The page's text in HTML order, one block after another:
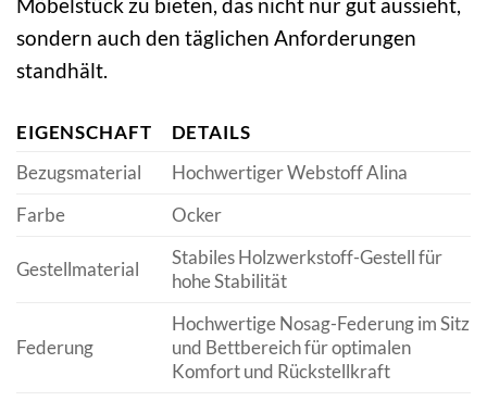
Möbelstück zu bieten, das nicht nur gut aussieht,
sondern auch den täglichen Anforderungen
standhält.
EIGENSCHAFT
DETAILS
Bezugsmaterial
Hochwertiger Webstoff Alina
Farbe
Ocker
Gestellmaterial
Stabiles Holzwerkstoff-Gestell für
hohe Stabilität
Federung
Hochwertige Nosag-Federung im Sitz
und Bettbereich für optimalen
Komfort und Rückstellkraft